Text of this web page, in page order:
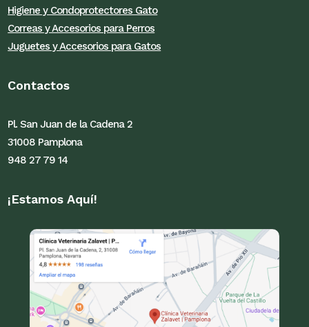
Higiene y Condoprotectores Gato
Correas y Accesorios para Perros
Juguetes y Accesorios para Gatos
Contactos
Pl. San Juan de la Cadena 2
31008 Pamplona
948 27 79 14
¡Estamos Aquí!